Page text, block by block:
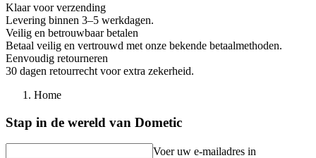
Klaar voor verzending
Levering binnen 3–5 werkdagen.
Veilig en betrouwbaar betalen
Betaal veilig en vertrouwd met onze bekende betaalmethoden.
Eenvoudig retourneren
30 dagen retourrecht voor extra zekerheid.
Home
Stap in de wereld van Dometic
Voer uw e-mailadres in